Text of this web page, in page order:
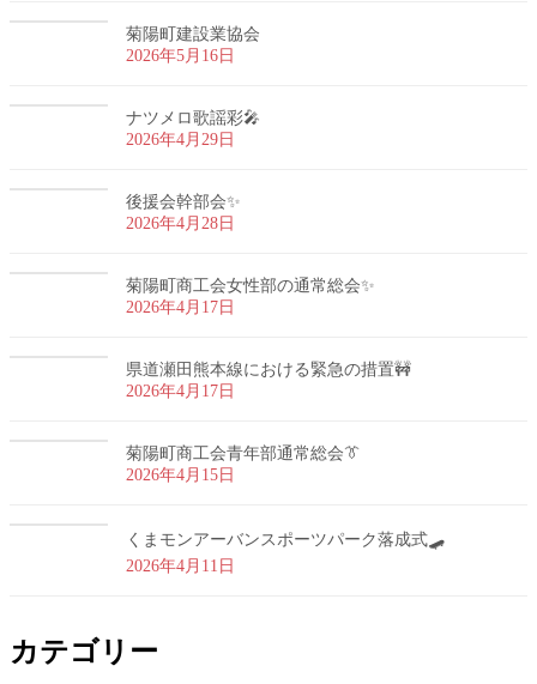
菊陽町建設業協会
2026年5月16日
ナツメロ歌謡彩🎤
2026年4月29日
後援会幹部会✨
2026年4月28日
菊陽町商工会女性部の通常総会✨
2026年4月17日
県道瀬田熊本線における緊急の措置🚧
2026年4月17日
菊陽町商工会青年部通常総会👔
2026年4月15日
くまモンアーバンスポーツパーク落成式🛹
2026年4月11日
カテゴリー